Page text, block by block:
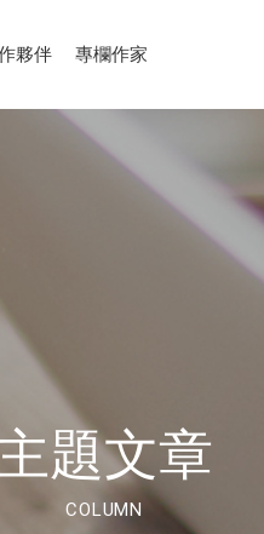
夥伴 專欄作家
題文章
COLUMN